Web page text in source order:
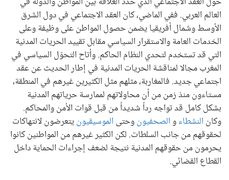
العالم العربي. ففي الماضي، كان العقد الاجتماعي في دول الشرق
الأوسط وشمال أفريقيا يضمن حصول المواطن على وظيفة وعلى
الخدمات العامة والاستقرار السياسي مقابل تقييد الحريات المدنية
التي قد تستخدم لتحدي النظام الحاكم. وأتاح التحوّل السياسي في
المغرب مجالا لمناقشة الحريات المدنية في إطار الحديث عن عقد
اجتماعي جديد. فالمغاربة، مثلهم مثل الكثيرين غيرهم في المنطقة،
مستاءون منذ زمن من أن محاولاتهم لممارسة حرياتهم المدنية
بشكل كامل قد تواجه رداً شديداً من قبل قوات الأمن والمحاكم.
وكان النشطاءوالصحفيونوحتى الموسيقيونيتعرضون لانتهاكات
لحقوقهم من جانب السلطات. لكن الكثير غيرهم من المواطنين كانوا
يحرمون من حقوقهم المدنية نتيجة لضعف إجراءات الحماية داخل
القطاع القضائي.